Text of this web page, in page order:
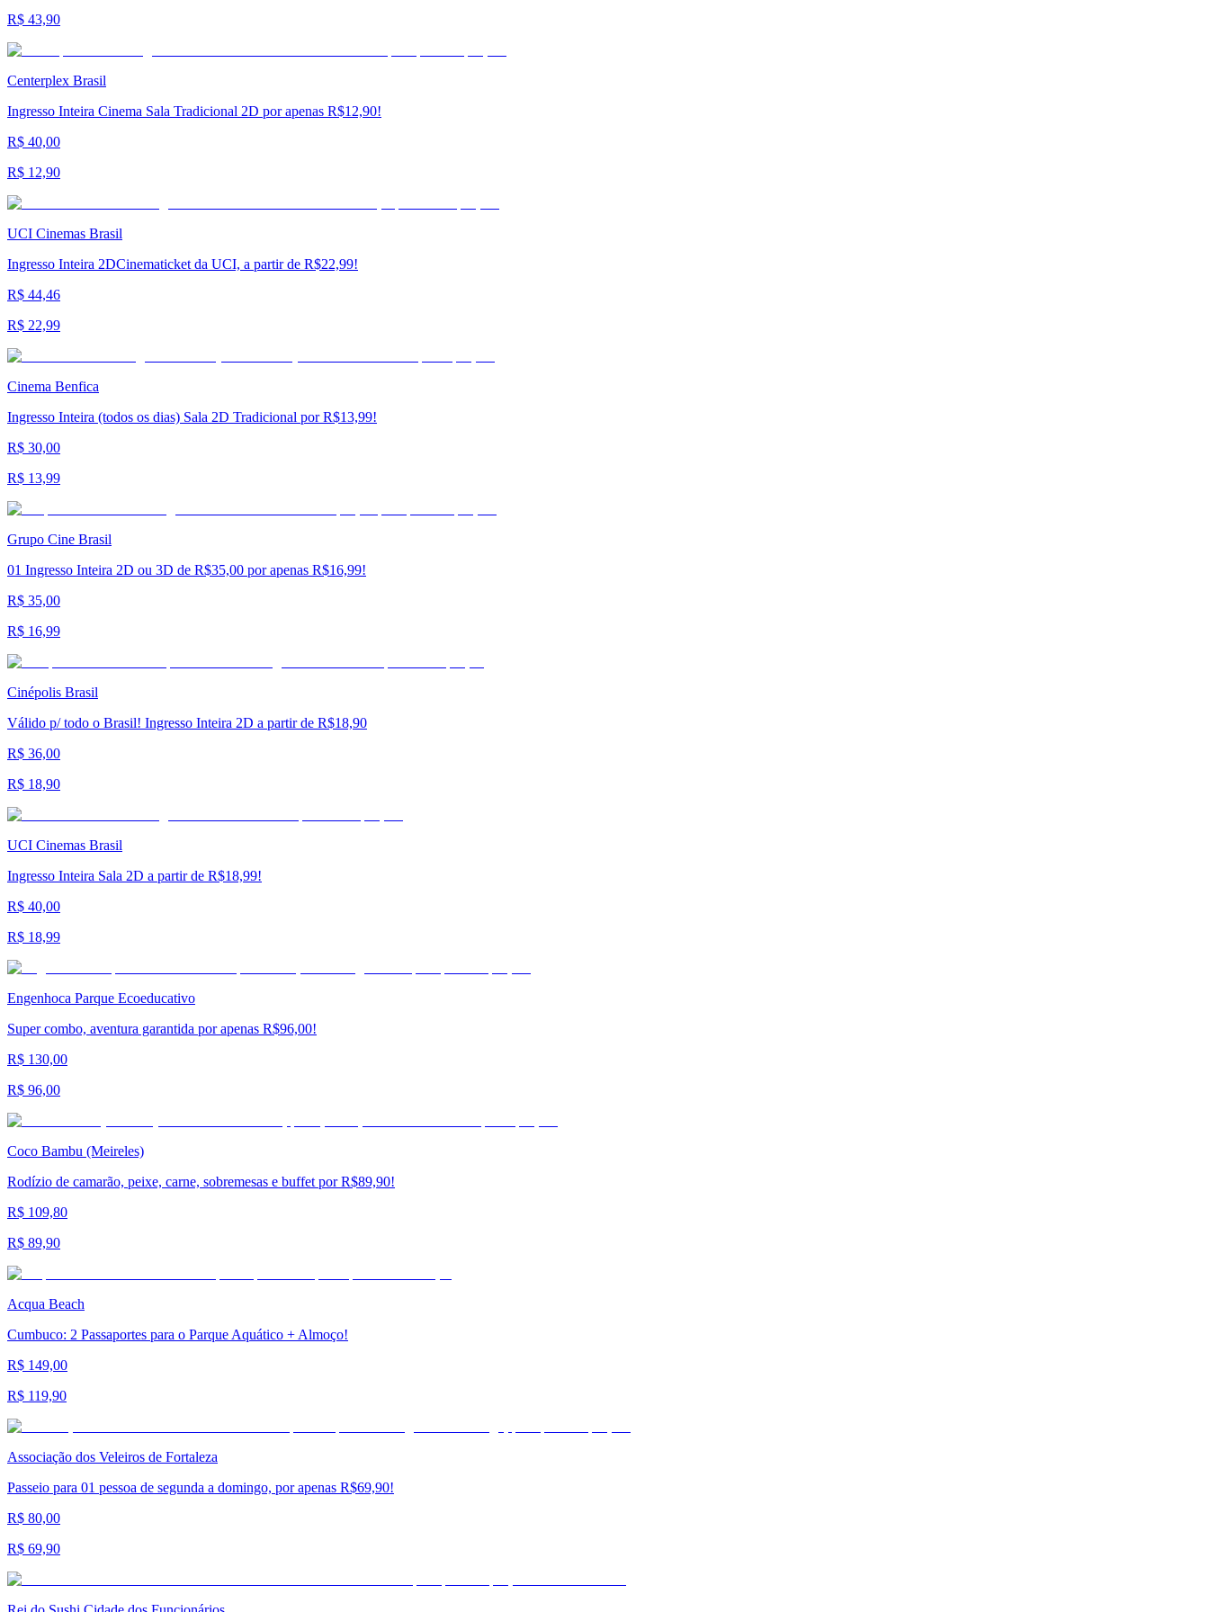
R$ 43,90
Centerplex Brasil
Ingresso Inteira Cinema Sala Tradicional 2D por apenas R$12,90!
R$ 40,00
R$ 12,90
UCI Cinemas Brasil
Ingresso Inteira 2DCinematicket da UCI, a partir de R$22,99!
R$ 44,46
R$ 22,99
Cinema Benfica
Ingresso Inteira (todos os dias) Sala 2D Tradicional por R$13,99!
R$ 30,00
R$ 13,99
Grupo Cine Brasil
01 Ingresso Inteira 2D ou 3D de R$35,00 por apenas R$16,99!
R$ 35,00
R$ 16,99
Cinépolis Brasil
Válido p/ todo o Brasil! Ingresso Inteira 2D a partir de R$18,90
R$ 36,00
R$ 18,90
UCI Cinemas Brasil
Ingresso Inteira Sala 2D a partir de R$18,99!
R$ 40,00
R$ 18,99
Engenhoca Parque Ecoeducativo
Super combo, aventura garantida por apenas R$96,00!
R$ 130,00
R$ 96,00
Coco Bambu (Meireles)
Rodízio de camarão, peixe, carne, sobremesas e buffet por R$89,90!
R$ 109,80
R$ 89,90
Acqua Beach
Cumbuco: 2 Passaportes para o Parque Aquático + Almoço!
R$ 149,00
R$ 119,90
Associação dos Veleiros de Fortaleza
Passeio para 01 pessoa de segunda a domingo, por apenas R$69,90!
R$ 80,00
R$ 69,90